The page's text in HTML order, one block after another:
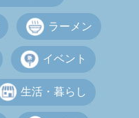
ラーメン
イベント
生活・暮らし